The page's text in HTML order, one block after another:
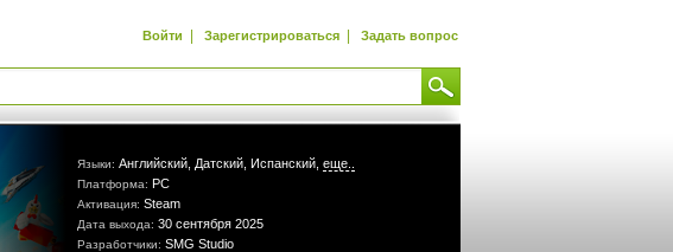
Войти | Зарегистрироваться | Задать вопрос
Языки: Английский, Датский, Испанский, еще..
Платформа: PC
Активация: Steam
Дата выхода: 30 сентября 2025
Разработчики: SMG Studio